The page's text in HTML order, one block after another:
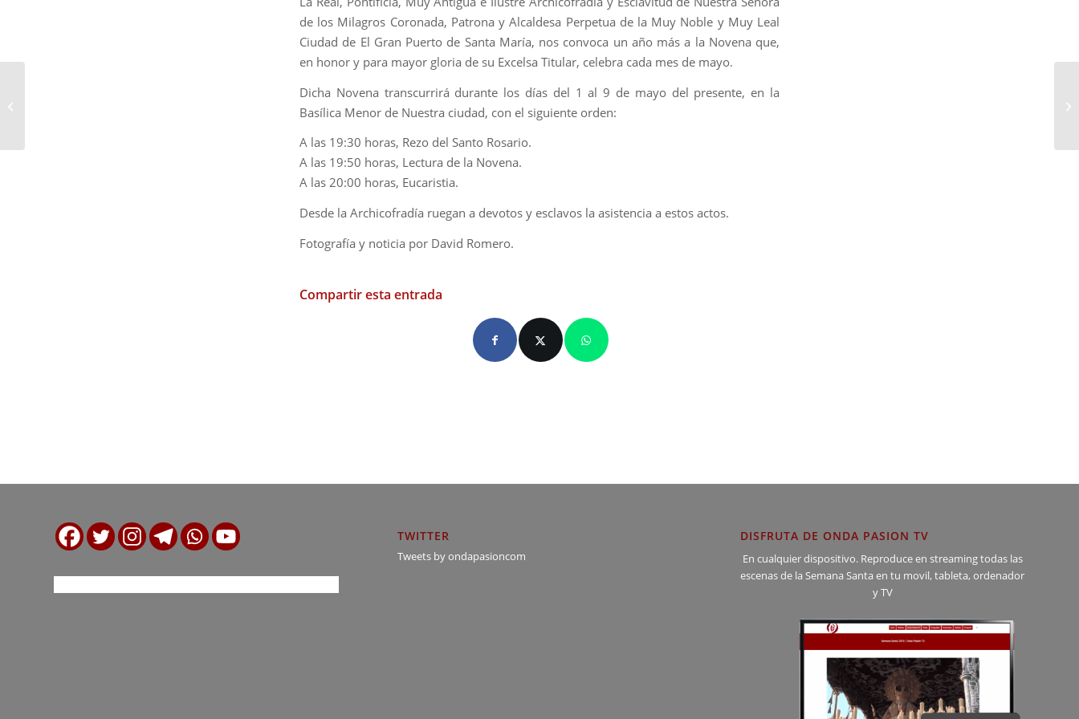
de los Milagros Coronada, Patrona y Alcaldesa Perpetua de la Muy Noble y Muy Leal
Ciudad de El Gran Puerto de Santa María, nos convoca un año más a la Novena que,
en honor y para mayor gloria de su Excelsa Titular, celebra cada mes de mayo.
Dicha Novena transcurrirá durante los días del 1 al 9 de mayo del presente, en la
Basílica Menor de Nuestra ciudad, con el siguiente orden:
A las 19:30 horas, Rezo del Santo Rosario.
A las 19:50 horas, Lectura de la Novena.
A las 20:00 horas, Eucaristia.
Desde la Archicofradía ruegan a devotos y esclavos la asistencia a estos actos.
Fotografía y noticia por David Romero.
Compartir esta entrada
TWITTER
Tweets by ondapasioncom
DISFRUTA DE ONDA PASION TV
En cualquier dispositivo. Reproduce en streaming todas las
escenas de la Semana Santa en tu movil, tableta, ordenador
y TV